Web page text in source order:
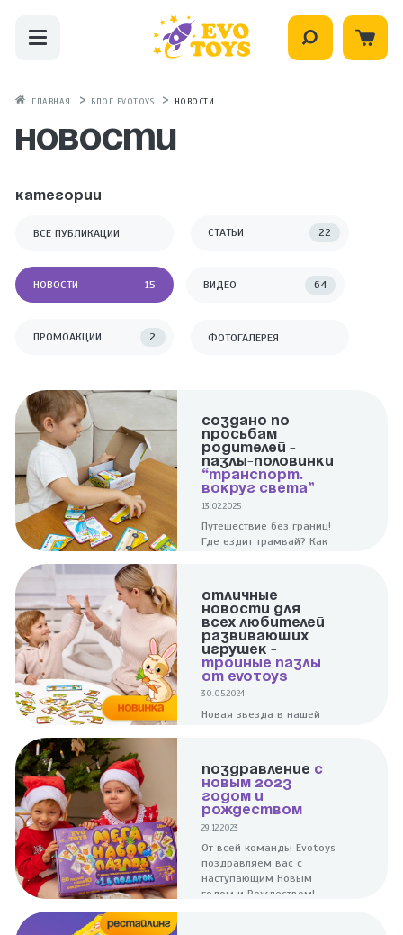
ГЛАВНАЯ БЛОГ EVOTOYS НОВОСТИ
Новости
СОЗДАНО ПО
ПРОСЬБАМ
РОДИТЕЛЕЙ -
ПАЗЛЫ-ПОЛОВИНКИ
“ТРАНСПОРТ.
ВОКРУГ СВЕТА”
13.02.2025
Путешествие без границ!
Где ездит трамвай? Как
как передвигаются люди
в разных уголках
планеты!
ОТЛИЧНЫЕ
НОВОСТИ ДЛЯ
ВСЕХ ЛЮБИТЕЛЕЙ
РАЗВИВАЮЩИХ
ИГРУШЕК -
ТРОЙНЫЕ ПАЗЛЫ
ОТ EVOTOYS
30.05.2024
Новая звезда в нашей
малыш”
ПОЗДРАВЛЕНИЕ С
НОВЫМ 2023
ГОДОМ И
РОЖДЕСТВОМ
29.12.2023
От всей команды Evotoys
поздравляем вас с
наступающим Новым
годом и Рождеством!
КАТЕГОРИИ
ВСЕ ПУБЛИКАЦИИ СТАТЬИ 22
НОВОСТИ 15 ВИДЕО 64
ПРОМОАКЦИИ 2 ФОТОГАЛЕРЕЯ